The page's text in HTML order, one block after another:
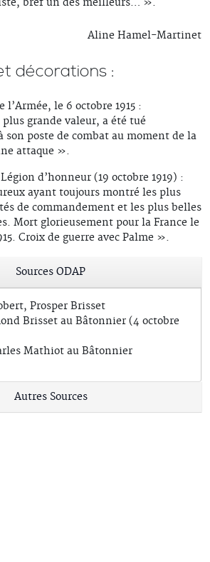
bref un des meilleurs… ».
Aline Hamel-Martinet
décorations :
l’Armée, le 6 octobre 1915 :
grande valeur, a été tué
son poste de combat au moment de la
attaque ».
d’honneur (19 octobre 1919) :
ayant toujours montré les plus
de commandement et les plus belles
Mort glorieusement pour la France le
Croix de guerre avec Palme ».
Sources ODAP
Prosper Brisset
Brisset au Bâtonnier (4 octobre
Mathiot au Bâtonnier
Autres Sources